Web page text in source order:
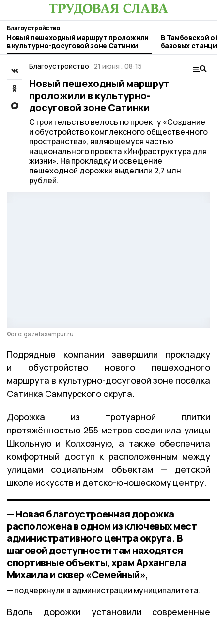
Благоустройство
Новый пешеходный маршрут проложили
в культурно-досуговой зоне Сатинки
В Тамбовской
базовых
Благоустройство 21 июня , 08:15
Новый пешеходный маршрут
проложили в культурно-
досуговой зоне Сатинки
Строительство велось по проекту «Создание
и обустройство комплексного общественного
пространства», являющемуся частью
национального проекта «Инфраструктура для
жизни». На прокладку и освещение
пешеходной дорожки выделили 2,7 млн
рублей.
Фото: gazetasampur.ru
Подрядные компании завершили прокладку
и обустройство нового пешеходного
маршрута в культурно-досуговой зоне посёлка
Сатинка Сампурского округа.
Дорожка из тротуарной плитки
протяжённостью 255 метров соединила улицы
Школьную и Колхозную, а также обеспечила
комфортный доступ к расположенным между
улицами социальным объектам — детской
школе искусств и детско-юношескому центру.
— Новая благоустроенная дорожка
расположена в одном из ключевых мест
административного центра округа. В
шаговой доступности там находятся
спортивные объекты, храм Архангела
Михаила и сквер «Семейный»,
подчеркнули в администрации муниципалитета.
Вдоль дорожки установили современные